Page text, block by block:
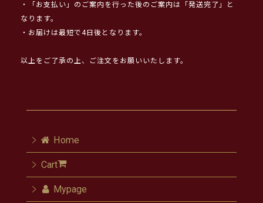
・「お支払い」のご案内を行った後のご案内は「発送完了」と
なります。
・お届けは最短で4日後となります。
以上をご了承の上、ご注文をお願いいたします。
Home
Cart
Mypage